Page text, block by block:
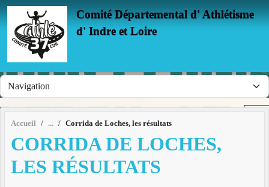
Comité Départemental d' Athlétisme
d' Indre et Loire
Accueil Corrida de Loches, les résultats
CORRIDA DE LOCHES,
LES RÉSULTATS
Panneau de gestion des cookies